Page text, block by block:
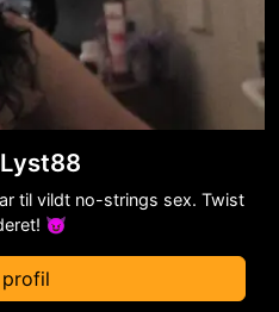
til vildt no-strings sex. Twist
😈
profil